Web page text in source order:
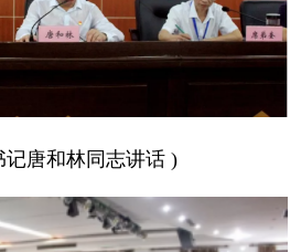
唐和林同志讲话 )